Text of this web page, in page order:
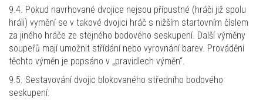
9.4. Pokud navrhované dvojice nejsou přípustné (hráči již spolu
hráli) vymění se v takové dvojici hráč s nižším startovním číslem
za jiného hráče ze stejného bodového seskupení. Další výměny
soupeřů mají umožnit střídání nebo vyrovnání barev. Provádění
těchto výměn je popsáno v „pravidlech výměn“.
9.5. Sestavování dvojic blokovaného středního bodového
seskupení: